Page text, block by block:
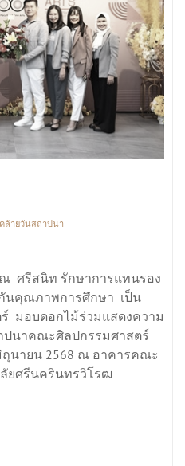
ล้ายวันสถาปนา
ศรีสนิท รักษาการแทนรอง
นคุณภาพการศึกษา เป็น
มอบดอกไม้ร่วมแสดงความ
ปนาคณะศิลปกรรมศาสตร์
ถุนายน 2568 ณ อาคารคณะ
ยศรีนครินทรวิโรฒ